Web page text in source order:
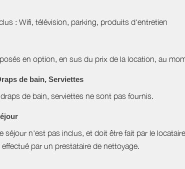
: Wifi, télévision, parking, produits d'entretien
en option, en sus du prix de la location, au
de bain, Serviettes
de bain, serviettes ne sont pas fournis.
séjour n'est pas inclus, et doit être fait par le
par un prestataire de nettoyage.